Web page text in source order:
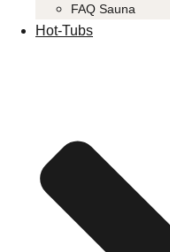
FAQ Sauna
Hot-Tubs